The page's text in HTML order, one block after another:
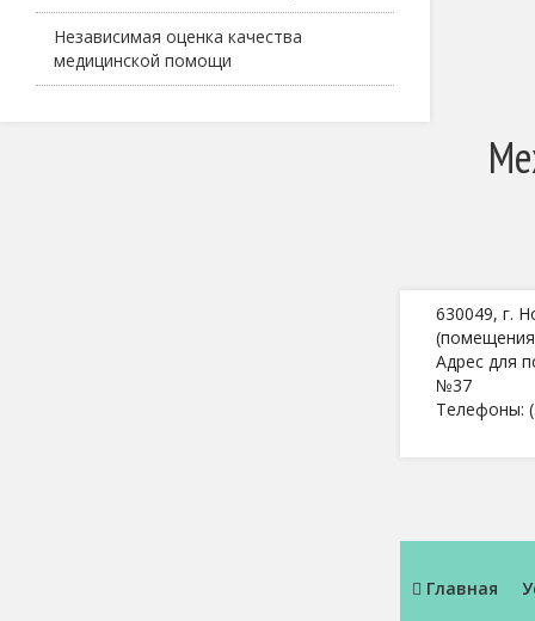
Независимая оценка качества
медицинской помощи
630049, г.
Адрес для
№37
Телефоны:
Главная